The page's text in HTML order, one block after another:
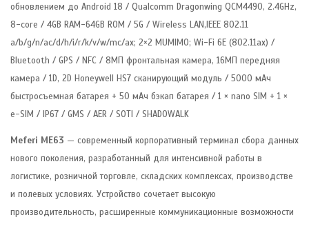
обновлением до Android 18 / Qualcomm Dragonwing QCM4490, 2.4GHz,
8-core / 4GB RAM-64GB ROM / 5G / Wireless LAN,IEEE 802.11
a/b/g/n/ac/d/h/i/r/k/v/w/mc/ax; 2×2 MUMIMO; Wi-Fi 6E (802.11ax) /
Bluetooth / GPS / NFC / 8МП фронтальная камера, 16МП передняя
камера / 1D, 2D Honeywell HS7 сканирующий модуль / 5000 мАч
быстросъемная батарея + 50 мАч бэкап батарея / 1 × nano SIM + 1 ×
e-SIM / IP67 / GMS / AER / SOTI / SHADOWALK
Meferi ME63 — современный корпоративный терминал сбора данных
нового поколения, разработанный для интенсивной работы в
логистике, розничной торговле, складских комплексах, производстве
и полевых условиях. Устройство сочетает высокую
производительность, расширенные коммуникационные возможности